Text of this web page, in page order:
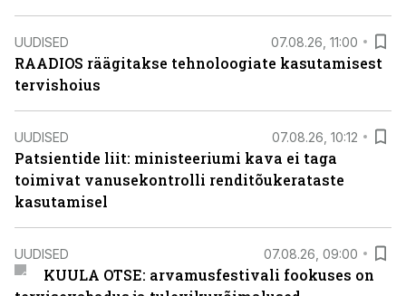
UUDISED 07.08.26, 11:00
RAADIOS räägitakse tehnoloogiate kasutamisest
tervishoius
UUDISED 07.08.26, 10:12
Patsientide liit: ministeeriumi kava ei taga
toimivat vanusekontrolli renditõukerataste
kasutamisel
UUDISED 07.08.26, 09:00
KUULA OTSE: arvamusfestivali fookuses on